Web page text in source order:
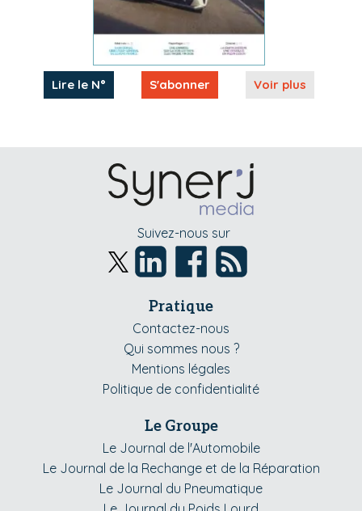
Lire le N° S'abonner Voir plus
Suivez-nous sur
Pratique
Contactez-nous
Qui sommes nous ?
Mentions légales
Politique de confidentialité
Le Groupe
Le Journal de l'Automobile
Le Journal de la Rechange et de la Réparation
Le Journal du Pneumatique